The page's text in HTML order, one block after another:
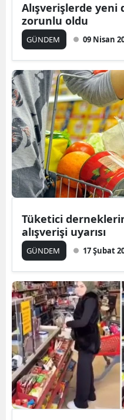
Alışverişlerde yeni
zorunlu oldu
GÜNDEM 09 Nisan
Tüketici
alışverişi uyarısı
GÜNDEM 17 Şubat